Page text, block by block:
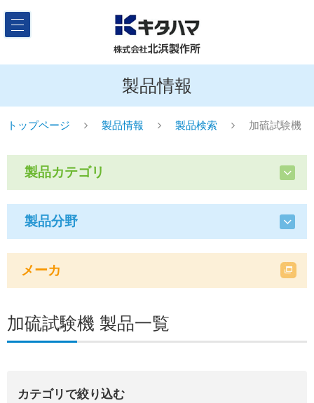
製品情報
トップページ 製品情報 製品検索 加硫試験機
製品カテゴリ
製品分野
メーカ
加硫試験機 製品一覧
カテゴリで絞り込む